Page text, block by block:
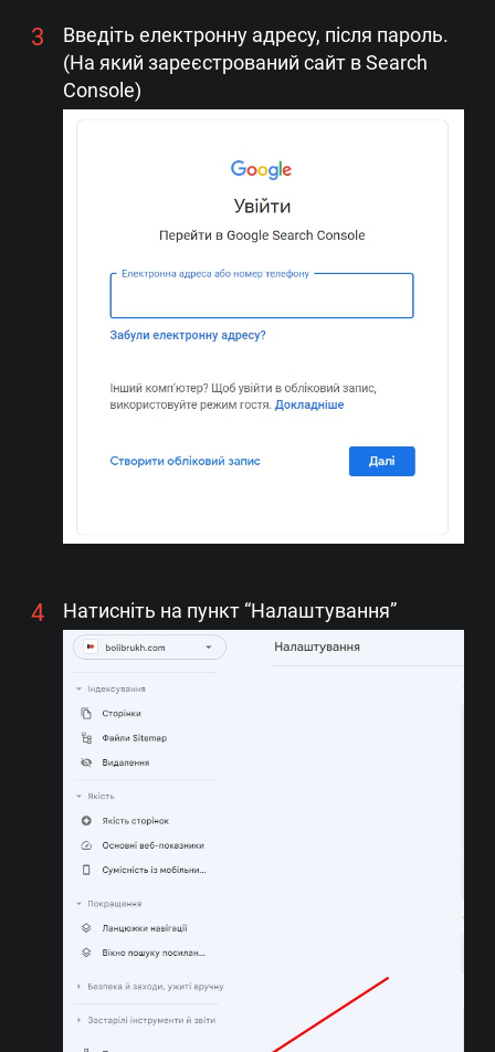
Введіть електронну адресу, після пароль.
(На який зареєстрований сайт в Search
Console)
Натисніть на пункт “Налаштування”